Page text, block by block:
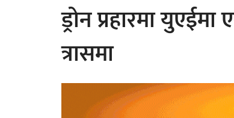
ड्रोन प्रहारमा
त्रासमा